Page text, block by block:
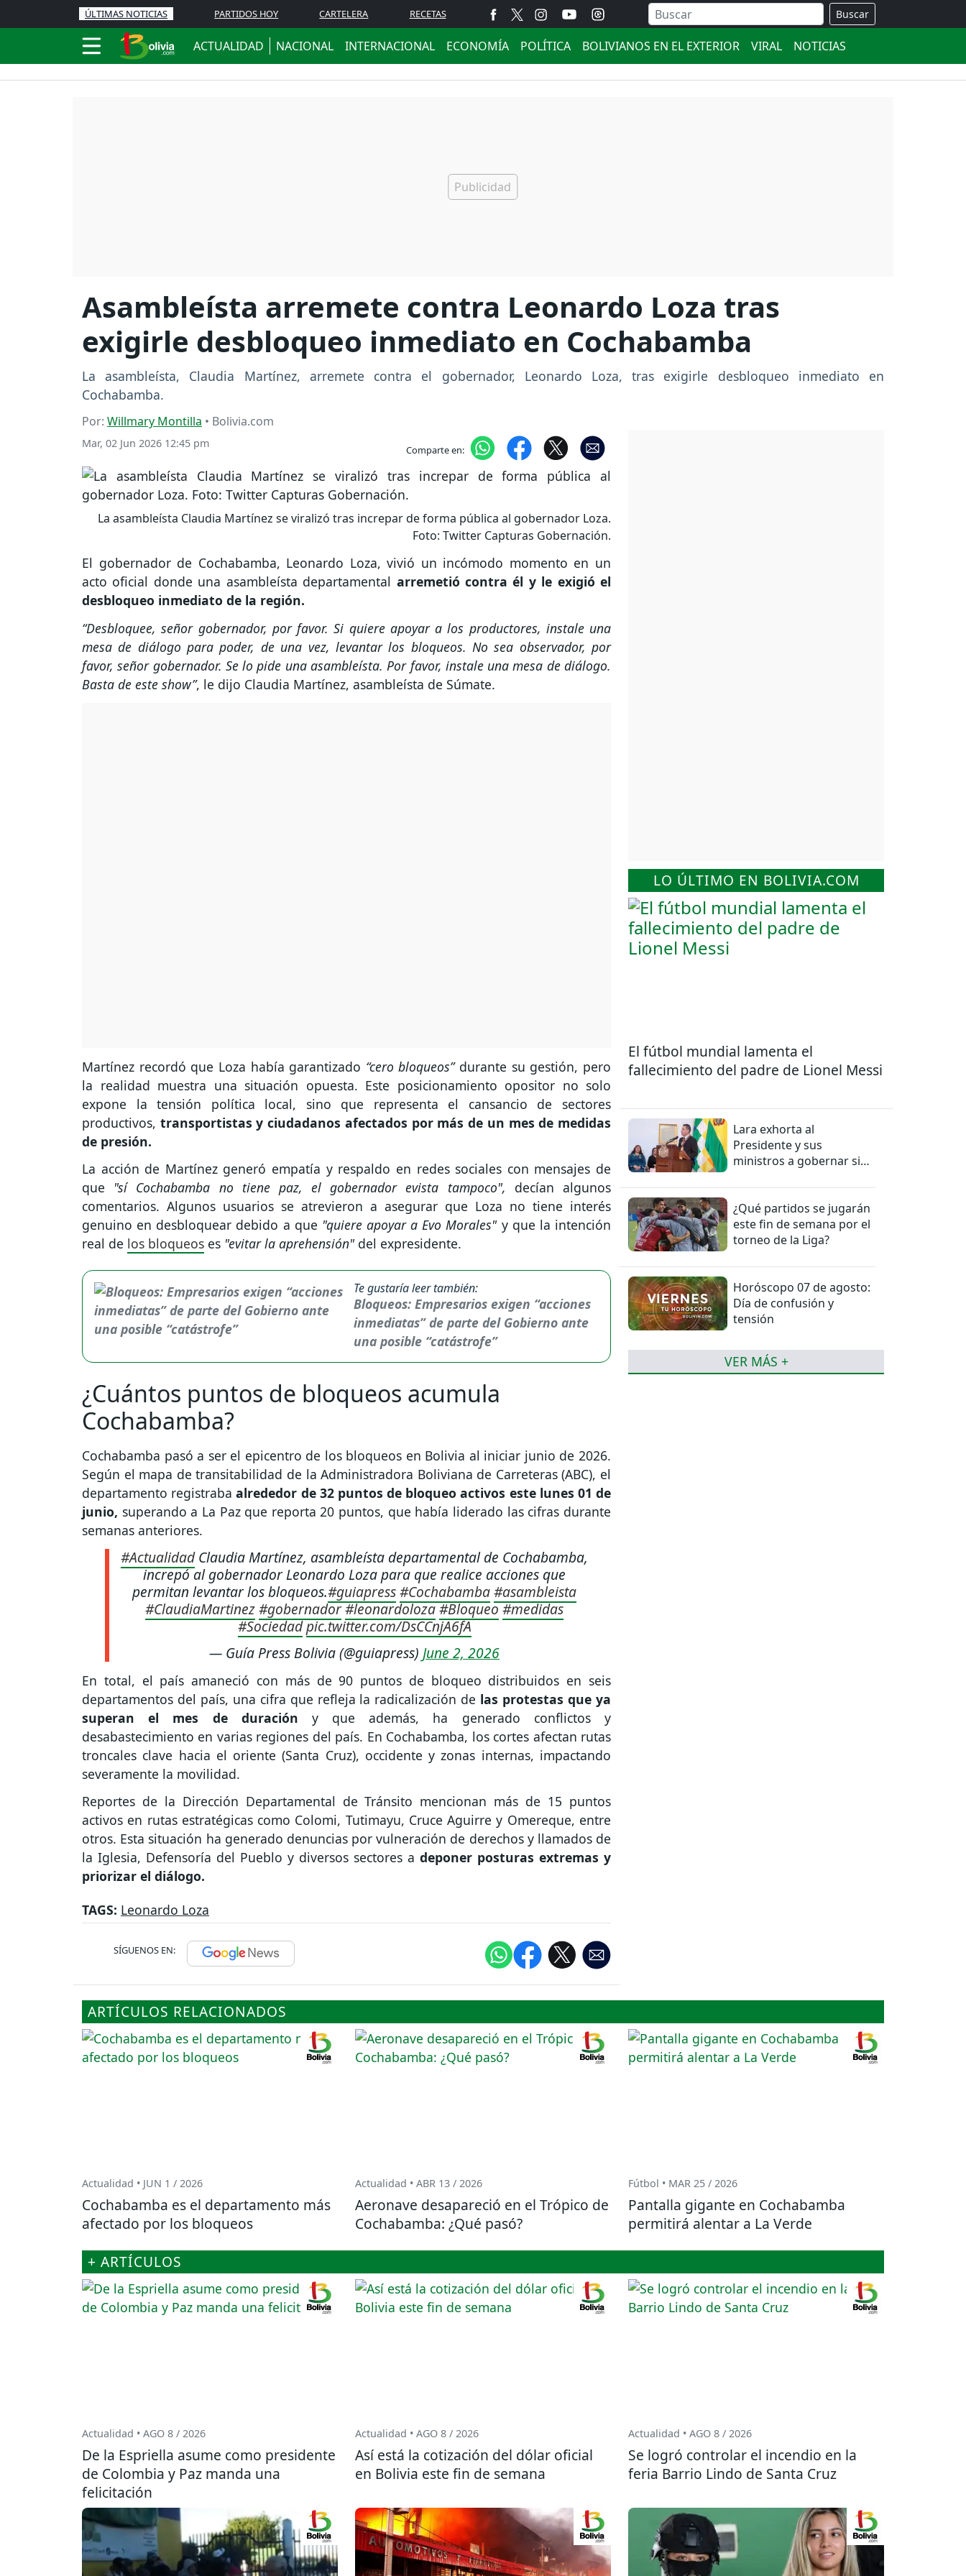
ÚLTIMAS NOTICIAS PARTIDOS HOY CARTELERA RECETAS Buscar
ACTUALIDAD NACIONAL INTERNACIONAL ECONOMÍA POLÍTICA BOLIVIANOS EN EL EXTERIOR VIRAL NOTICIAS
Asambleísta arremete contra Leonardo Loza tras
exigirle desbloqueo inmediato en Cochabamba
La asambleísta, Claudia Martínez, arremete contra el gobernador, Leonardo Loza, tras exigirle desbloqueo inmediato en
Cochabamba.
Por: Willmary Montilla • Bolivia.com
Mar, 02 Jun 2026 12:45 pm Comparte en:
La asambleísta Claudia Martínez se viralizó tras increpar de forma pública al gobernador Loza.
Foto: Twitter Capturas Gobernación.
El gobernador de Cochabamba, Leonardo Loza, vivió un incómodo momento en un
acto oficial donde una asambleísta departamental arremetió contra él y le exigió el
desbloqueo inmediato de la región.
“Desbloquee, señor gobernador, por favor. Si quiere apoyar a los productores, instale una
mesa de diálogo para poder, de una vez, levantar los bloqueos. No sea observador, por
favor, señor gobernador. Se lo pide una asambleísta. Por favor, instale una mesa de diálogo.
Basta de este show”, le dijo Claudia Martínez, asambleísta de Súmate.
Martínez recordó que Loza había garantizado “cero bloqueos” durante su gestión, pero
la realidad muestra una situación opuesta. Este posicionamiento opositor no solo
expone la tensión política local, sino que representa el cansancio de sectores
productivos, transportistas y ciudadanos afectados por más de un mes de medidas
de presión.
La acción de Martínez generó empatía y respaldo en redes sociales con mensajes de
que "sí Cochabamba no tiene paz, el gobernador evista tampoco", decían algunos
comentarios. Algunos usuarios se atrevieron a asegurar que Loza no tiene interés
genuino en desbloquear debido a que "quiere apoyar a Evo Morales"y que la intención
real de los bloqueos es "evitar la aprehensión" del expresidente.
Te gustaría leer también:
Bloqueos: Empresarios exigen “acciones
inmediatas” de parte del Gobierno ante
una posible “catástrofe”
¿Cuántos puntos de bloqueos acumula
Cochabamba?
Cochabamba pasó a ser el epicentro de los bloqueos en Bolivia al iniciar junio de 2026.
Según el mapa de transitabilidad de la Administradora Boliviana de Carreteras (ABC), el
departamento registrabaalrededor de 32 puntos de bloqueo activos este lunes 01 de
junio, superando a La Paz que reporta 20 puntos, que había liderado las cifras durante
semanas anteriores.
#ActualidadClaudia Martínez, asambleísta departamental de Cochabamba,
increpó al gobernador Leonardo Loza para que realice acciones que
permitan levantar los bloqueos.#guiapress#Cochabamba#asambleista
#ClaudiaMartinez#gobernador#leonardoloza#Bloqueo#medidas
#Sociedadpic.twitter.com/DsCCnjA6fA
— Guía Press Bolivia (@guiapress) June 2, 2026
En total, el país amaneció con más de 90 puntos de bloqueo distribuidos en seis
departamentos del país, una cifra que refleja la radicalización de las protestas que ya
superan el mes de duración y que además, ha generado conflictos y
desabastecimiento en varias regiones del país. En Cochabamba, los cortes afectan rutas
troncales clave hacia el oriente (Santa Cruz), occidente y zonas internas, impactando
severamente la movilidad.
Reportes de la Dirección Departamental de Tránsito mencionan más de 15 puntos
activos en rutas estratégicas como Colomi, Tutimayu, Cruce Aguirre y Omereque, entre
otros. Esta situación ha generado denuncias por vulneración de derechos y llamados de
la Iglesia, Defensoría del Pueblo y diversos sectores a deponer posturas extremas y
priorizar el diálogo.
TAGS: Leonardo Loza
SÍGUENOS EN:
LO ÚLTIMO EN BOLIVIA.COM
El fútbol mundial lamenta el
fallecimiento del padre de Lionel Messi
Lara exhorta al
Presidente y sus
ministros a gobernar sin
¿Qué partidos se jugarán
este fin de semana por el
torneo de la Liga?
Horóscopo 07 de agosto:
Día de confusión y
tensión
VER MÁS +
ARTÍCULOS RELACIONADOS
Actualidad • JUN 1 / 2026
Cochabamba es el departamento más
afectado por los bloqueos
Actualidad • ABR 13 / 2026
Aeronave desapareció en el Trópico de
Cochabamba: ¿Qué pasó?
Fútbol • MAR 25 / 2026
Pantalla gigante en Cochabamba
permitirá alentar a La Verde
+ ARTÍCULOS
Actualidad • AGO 8 / 2026
De la Espriella asume como presidente
de Colombia y Paz manda una
felicitación
Actualidad • AGO 8 / 2026
Así está la cotización del dólar oficial
en Bolivia este fin de semana
Actualidad • AGO 8 / 2026
Se logró controlar el incendio en la
feria Barrio Lindo de Santa Cruz